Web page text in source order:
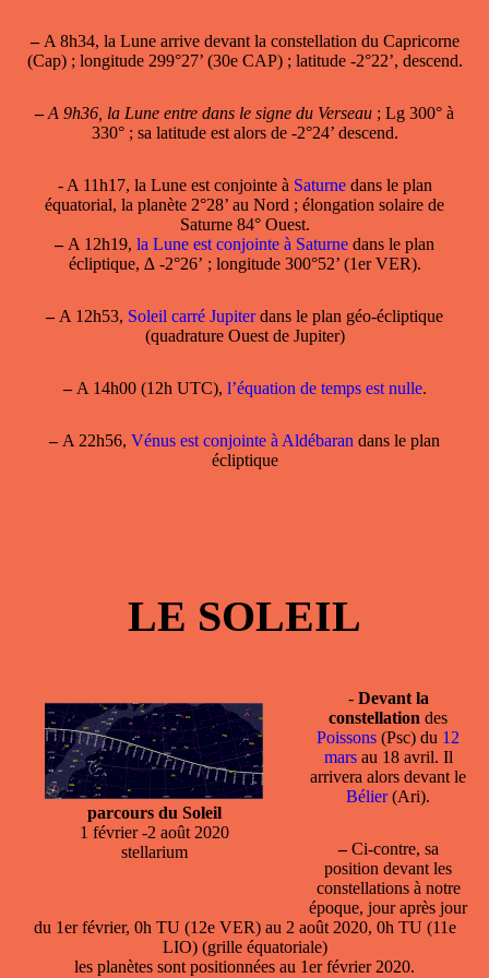
–A 8h34, la Lune arrive devant la constellation du Capricorne
(Cap) ; longitude 299°27’ (30e CAP) ; latitude -2°22’, descend.
– A 9h36, la Lune entre dans le signe du Verseau ; Lg 300° à
330° ; sa latitude est alors de -2°24’ descend.
- A 11h17, la Lune est conjointe à Saturnedans le plan
équatorial, la planète 2°28’ au Nord ; élongation solaire de
Saturne 84° Ouest.
–A 12h19, la Lune est conjointe à Saturne dans le plan
écliptique, ∆ -2°26’ ; longitude 300°52’ (1er VER).
–A 12h53, Soleil carré Jupiterdans le plan géo-écliptique
(quadrature Ouest de Jupiter)
–A 14h00 (12h UTC), l’équation de temps est nulle.
–A 22h56, Vénus est conjointe à Aldébaran dans le plan
écliptique
LE SOLEIL
parcours du Soleil
1 février -2 août 2020
stellarium
- Devant la
constellation des
Poissons (Psc) du 12
marsau 18 avril. Il
arrivera alors devant le
Bélier(Ari).
–Ci-contre, sa
position devant les
constellations à notre
époque, jour après jour
du 1er février, 0h TU (12e VER) au 2 août 2020, 0h TU (11e
LIO) (grille équatoriale)
les planètes sont positionnées au 1er février 2020.